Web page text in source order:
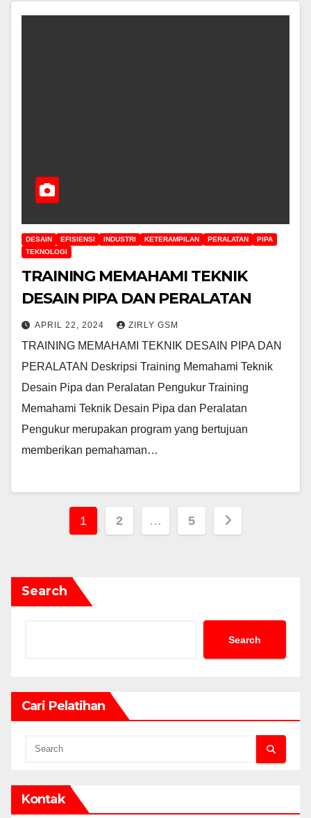
DESAIN EFISIENSI INDUSTRI KETERAMPILAN PERALATAN
PIPA
TEKNOLOGI
TRAINING MEMAHAMI TEKNIK
DESAIN PIPA DAN PERALATAN
APRIL 22, 2024 ZIRLY GSM
TRAINING MEMAHAMI TEKNIK DESAIN PIPA DAN
PERALATAN Deskripsi Training Memahami Teknik
Desain Pipa dan Peralatan Pengukur Training
Memahami Teknik Desain Pipa dan Peralatan
Pengukur merupakan program yang bertujuan
memberikan pemahaman…
Posts
1 2 … 5
Search
Search
Cari Pelatihan
Kontak